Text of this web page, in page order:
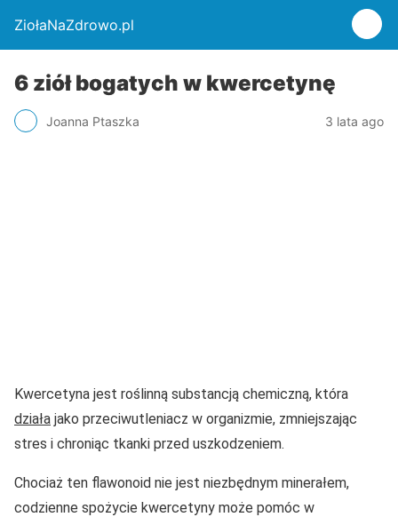
ZiołaNaZdrowo.pl
6 ziół bogatych w kwercetynę
Joanna Ptaszka 3 lata ago
Kwercetyna jest roślinną substancją chemiczną, która
działa jako przeciwutleniacz w organizmie, zmniejszając
stres i chroniąc tkanki przed uszkodzeniem.
Chociaż ten flawonoid nie jest niezbędnym minerałem,
codzienne spożycie kwercetyny może pomóc w